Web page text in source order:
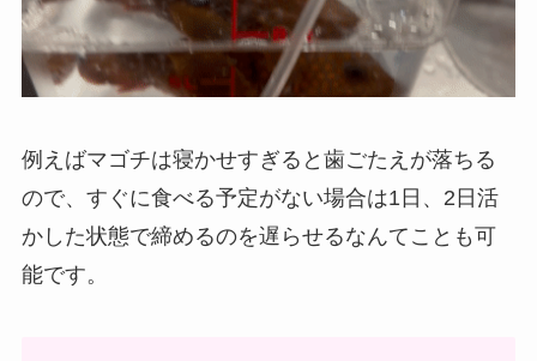
例えばマゴチは寝かせすぎると歯ごたえが落ちる
ので、すぐに食べる予定がない場合は1日、2日活
かした状態で締めるのを遅らせるなんてことも可
能です。